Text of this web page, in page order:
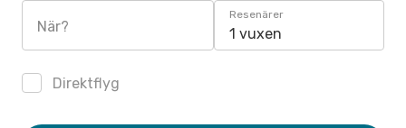
När?
Resenärer
1 vuxen
Direktflyg